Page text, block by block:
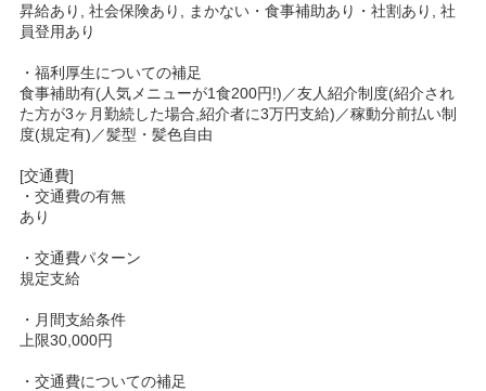
昇給あり, 社会保険あり, まかない・食事補助あり・社割あり, 社
員登用あり
・福利厚生についての補足
食事補助有(人気メニューが1食200円!)／友人紹介制度(紹介され
た方が3ヶ月勤続した場合,紹介者に3万円支給)／稼動分前払い制
度(規定有)／髪型・髪色自由
[交通費]
・交通費の有無
あり
・交通費パターン
規定支給
・月間支給条件
上限30,000円
・交通費についての補足